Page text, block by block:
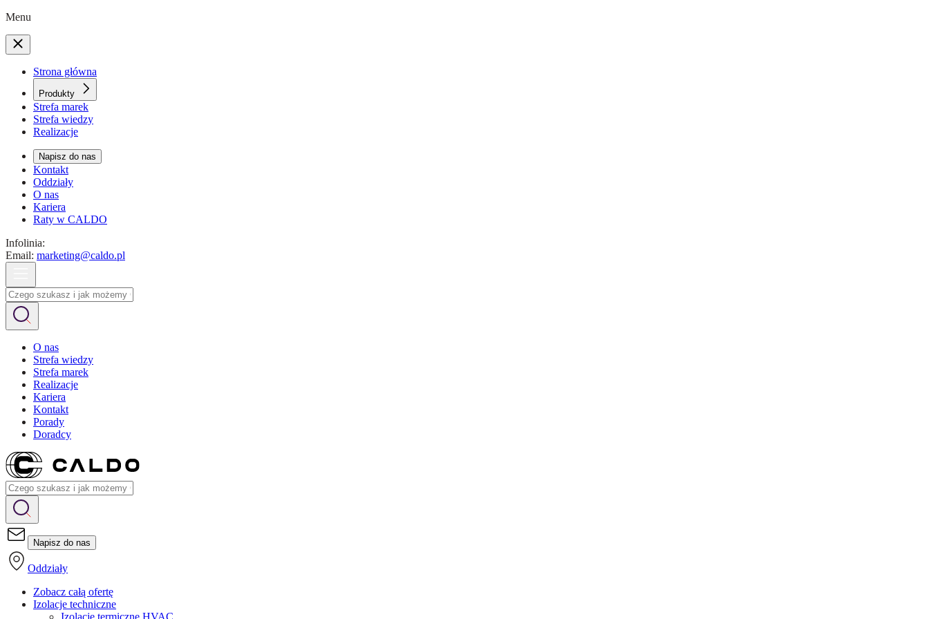
Menu
Strona główna
Produkty
Strefa marek
Strefa wiedzy
Realizacje
Napisz do nas
Kontakt
Oddziały
O nas
Kariera
Raty w CALDO
Infolinia:
Email: marketing@caldo.pl
O nas
Strefa wiedzy
Strefa marek
Realizacje
Kariera
Kontakt
Porady
Doradcy
Napisz do nas
Oddziały
Zobacz całą ofertę
Izolacje techniczne
Izolacje termiczne HVAC